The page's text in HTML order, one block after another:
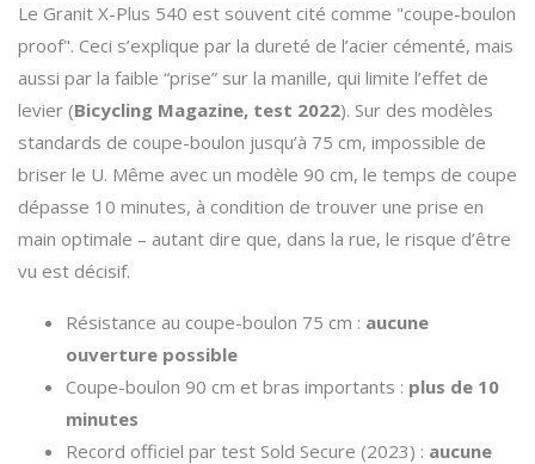
Le Granit X-Plus 540 est souvent cité comme "coupe-boulon
proof". Ceci s’explique par la dureté de l’acier cémenté, mais
aussi par la faible “prise” sur la manille, qui limite l’effet de
levier (Bicycling Magazine, test 2022). Sur des modèles
standards de coupe-boulon jusqu’à 75 cm, impossible de
briser le U. Même avec un modèle 90 cm, le temps de coupe
dépasse 10 minutes, à condition de trouver une prise en
main optimale – autant dire que, dans la rue, le risque d’être
vu est décisif.
Résistance au coupe-boulon 75 cm : aucune
ouverture possible
Coupe-boulon 90 cm et bras importants : plus de 10
minutes
Record officiel par test Sold Secure (2023) : aucune